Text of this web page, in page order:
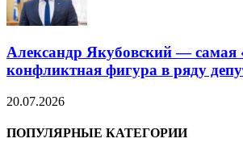
Александр Якубовский — самая
конфликтная фигура в ряду
20.07.2026
ПОПУЛЯРНЫЕ КАТЕГОРИИ